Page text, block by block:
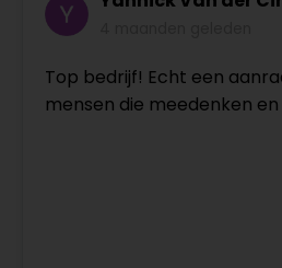
Top bedrijf! Echt een
mensen die meedenken